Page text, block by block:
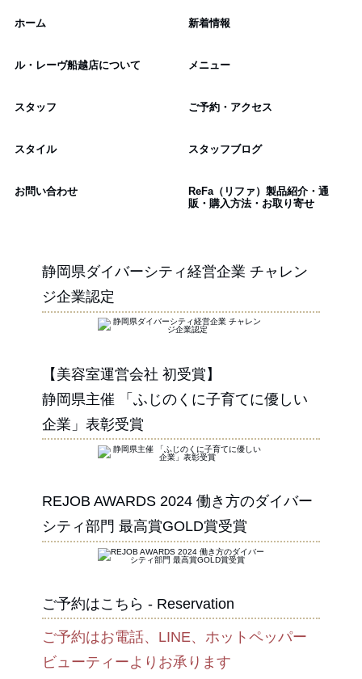
ホーム 新着情報
ル・レーヴ船越店について メニュー
スタッフ ご予約・アクセス
スタイル スタッフブログ
お問い合わせ
ReFa（リファ）製品紹介・通
販・購入方法・お取り寄せ
静岡県ダイバーシティ経営企業 チャレン
ジ企業認定
【美容室運営会社 初受賞】
静岡県主催 「ふじのくに子育てに優しい
企業」表彰受賞
REJOB AWARDS 2024 働き方のダイバー
シティ部門 最高賞GOLD賞受賞
ご予約はこちら - Reservation
ご予約はお電話、LINE、ホットペッパー
ビューティーよりお承ります